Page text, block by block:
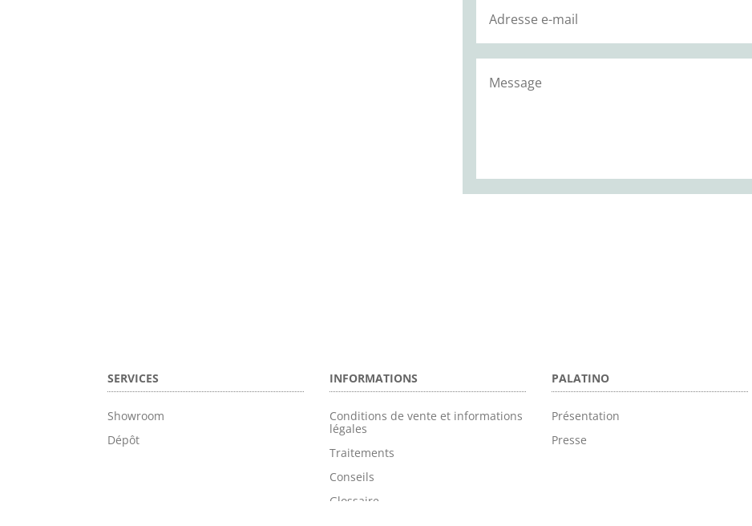
SERVICES
Showroom
Dépôt
INFORMATIONS
Conditions de vente et informations
légales
Traitements
Conseils
Glossaire
PALATINO
Présentation
Presse